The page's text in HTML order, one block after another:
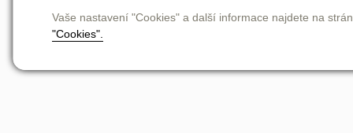
Vaše nastavení "Cookies" a další informace najdete na
"Cookies".